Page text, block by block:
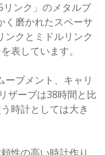
ンク」のメタルブ
く磨かれたスペーサ
ンクとミドルリンク
表しています。
ブメント、キャリ
ザーブは38時間と比
時計としては大き